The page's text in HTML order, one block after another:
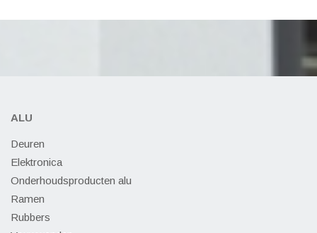
ALU
Deuren
Elektronica
Onderhoudsproducten alu
Ramen
Rubbers